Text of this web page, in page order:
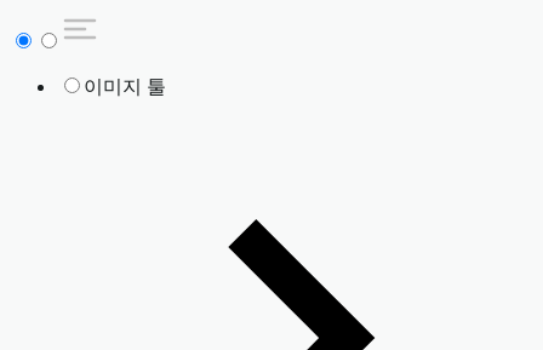
이미지 툴